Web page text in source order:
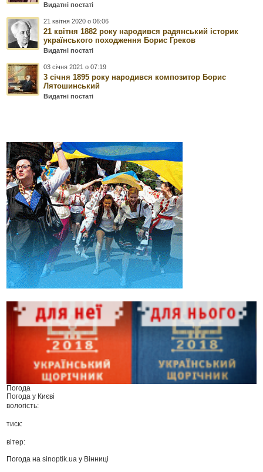
Видатні постаті
21 квітня 2020 о 06:06
21 квітня 1882 року народився радянський історик
українського походження Борис Греков
Видатні постаті
03 січня 2021 о 07:19
3 січня 1895 року народився композитор Борис
Лятошинський
Видатні постаті
Погода
Погода у Києві
вологість:
тиск:
вітер:
Погода наsinoptik.ua у Вінниці